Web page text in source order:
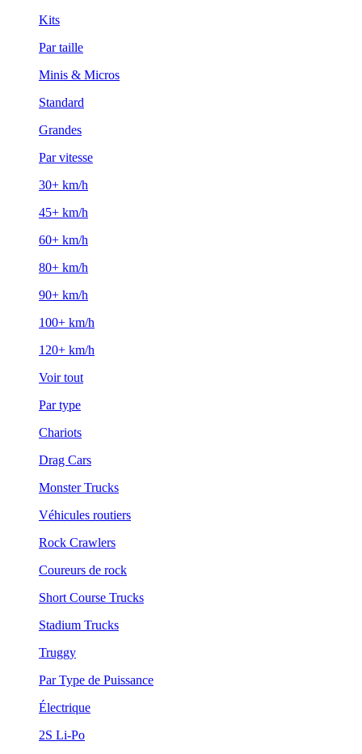
Kits
Par taille
Minis & Micros
Standard
Grandes
Par vitesse
30+ km/h
45+ km/h
60+ km/h
80+ km/h
90+ km/h
100+ km/h
120+ km/h
Voir tout
Par type
Chariots
Drag Cars
Monster Trucks
Véhicules routiers
Rock Crawlers
Coureurs de rock
Short Course Trucks
Stadium Trucks
Truggy
Par Type de Puissance
Électrique
2S Li-Po